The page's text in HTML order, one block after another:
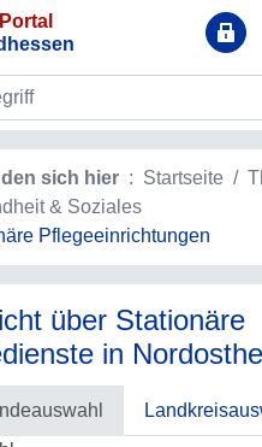
sich hier Startseite
& Soziales
Pflegeeinrichtungen
über Stationäre
in